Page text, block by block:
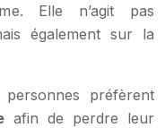
Elle n’agit pas
également sur la
préfèrent
afin de perdre leur